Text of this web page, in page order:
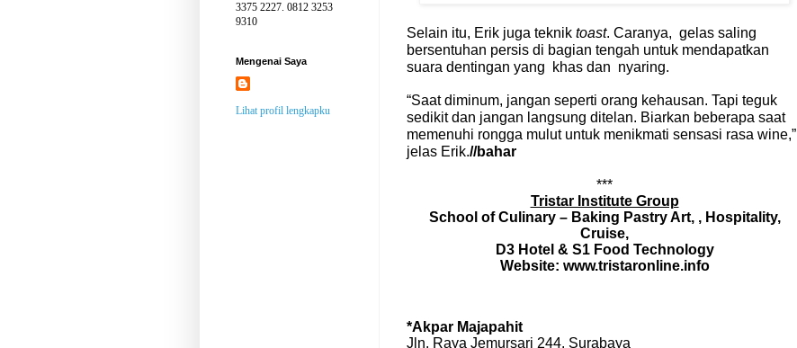
Selain itu, Erik juga teknik toast. Caranya, gelas saling
bersentuhan persis di bagian tengah untuk mendapatkan
suara dentingan yang khas dan nyaring.
“Saat diminum, jangan seperti orang kehausan. Tapi teguk
sedikit dan jangan langsung ditelan. Biarkan beberapa saat
memenuhi rongga mulut untuk menikmati sensasi rasa wine,”
jelas Erik.//bahar
***
Tristar Institute Group
School of Culinary – Baking Pastry Art, , Hospitality,
Cruise,
D3 Hotel & S1 Food Technology
Website: www.tristaronline.info
*Akpar Majapahit
Jln. Raya Jemursari 244. Surabaya
3375 2227. 0812 3253
9310
Mengenai Saya
Lihat profil lengkapku